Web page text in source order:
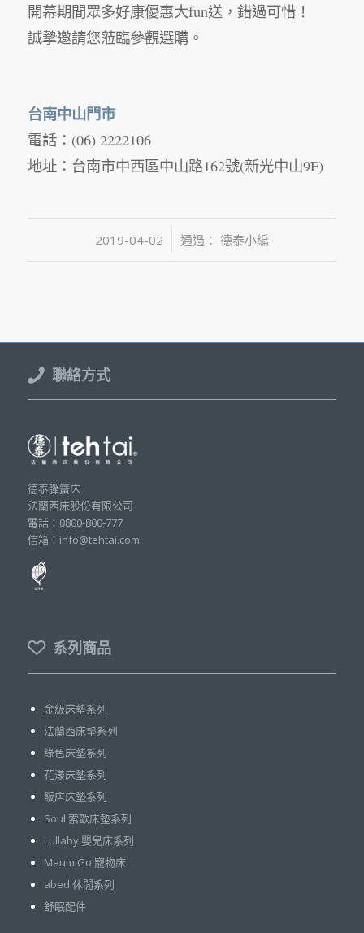
開幕期間眾多好康優惠大fun送，錯過可惜！
誠摯邀請您蒞臨參觀選購。
台南中山門市
電話：(06) 2222106
地址：台南市中西區中山路162號(新光中山9F)
2019-04-02
/ 通過： 德泰小編
聯絡方式
德泰彈簧床
法蘭西床股份有限公司
電話：0800-800-777
信箱：info@tehtai.com
系列商品
金級床墊系列
法蘭西床墊系列
綠色床墊系列
花漾床墊系列
飯店床墊系列
Soul 索歐床墊系列
Lullaby 嬰兒床系列
MaumiGo 寵物床
abed 休閒系列
舒眠配件